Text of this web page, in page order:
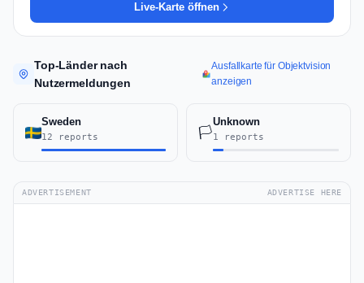
Live-Karte öffnen
Top-Länder nach
Nutzermeldungen
Ausfallkarte für Objektvision
anzeigen
Sweden
12 reports 🏳️
Unknown
1 reports
ADVERTISEMENT ADVERTISE HERE